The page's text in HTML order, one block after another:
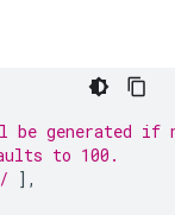
generated if
to 100.
],